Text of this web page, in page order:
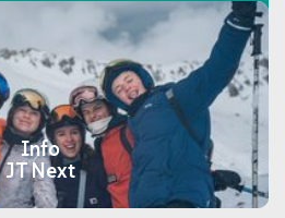
Info
JT Next